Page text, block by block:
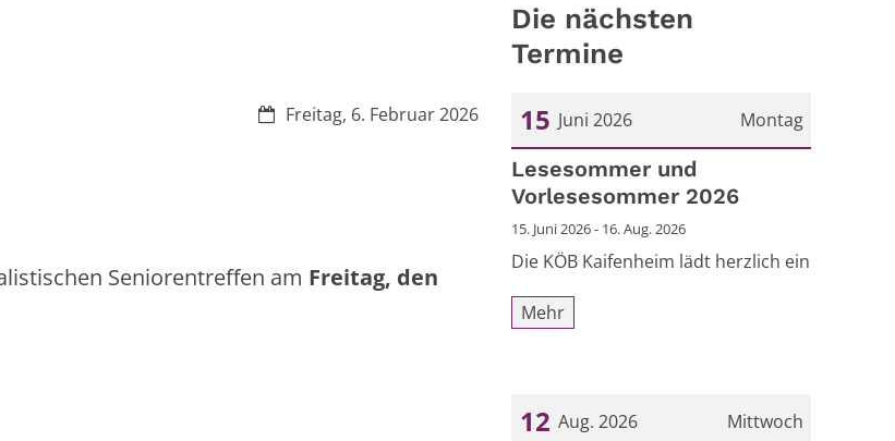
Datum:Freitag, 6. Februar 2026
Seniorentreffen am Freitag, den
Die nächsten
Termine
Montag
15 Juni 2026
Datum: 15. Juni 2026
Lesesommer und
Vorlesesommer 2026
15. Juni 2026 - 16. Aug. 2026
Die KÖB Kaifenheim lädt herzlich ein
Mehr
Mittwoch
12 Aug. 2026